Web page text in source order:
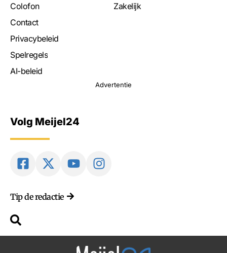
Colofon
Contact
Privacybeleid
Spelregels
AI-beleid
Zakelijk
Advertentie
Volg Meijel24
Tip de redactie